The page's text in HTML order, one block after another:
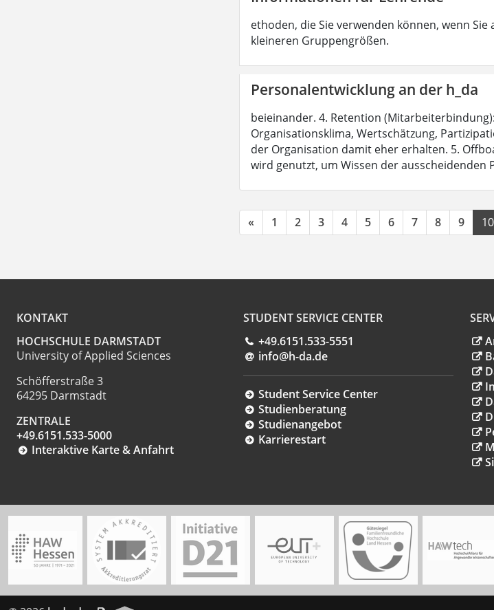
ethoden, die Sie verwenden können, wenn
kleineren Gruppengrößen.
Personalentwicklung an der h_da
beieinander. 4. Retention
Organisationsklima, Wertschätzung,
der Organisation damit eher erhalten. 5.
wird genutzt, um Wissen der ausscheidenden
« 1 2 3 4 5 6 7 8 9 10
KONTAKT
HOCHSCHULE DARMSTADT
University of Applied Sciences
Schöfferstraße 3
64295 Darmstadt
ZENTRALE
+49.6151.533-5000
Interaktive Karte & Anfahrt
STUDENT SERVICE CENTER
+49.6151.533-5551
info@h-da.de
Student Service Center
Studienberatung
Studienangebot
Karrierestart